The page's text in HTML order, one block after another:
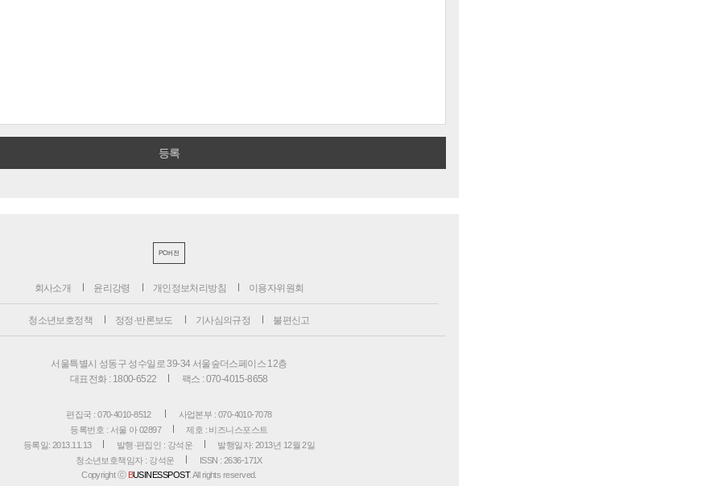
PC버전
회사소개 윤리강령 개인정보처리방침 이용자위원회
청소년보호정책 정정·반론보도 기사심의규정 불편신고
서울특별시 성동구 성수일로 39-34 서울숲더스페이스 12층
대표전화 : 1800-6522
팩스 : 070-4015-8658
편집국 : 070-4010-8512
사업본부 : 070-4010-7078
등록번호 : 서울 아 02897
제호 : 비즈니스포스트
등록일: 2013.11.13
발행·편집인 : 강석운
발행일자: 2013년 12월 2일
청소년보호책임자 : 강석운
ISSN : 2636-171X
Copyright ⓒ BUSINESSPOST. All rights reserved.